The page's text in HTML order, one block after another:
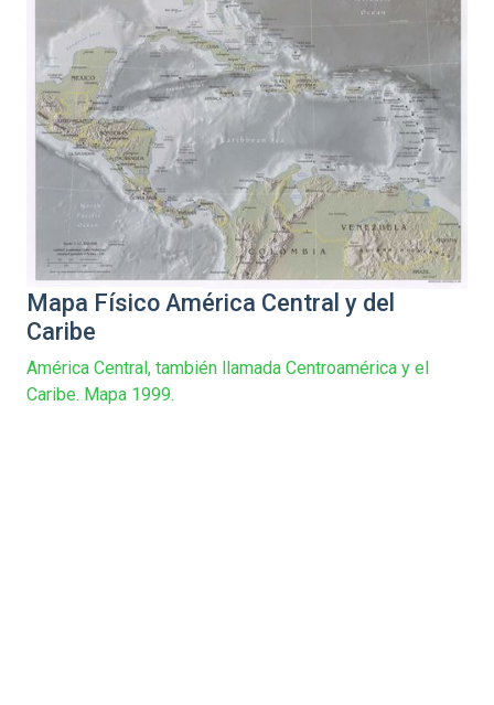
Mapa Físico América Central y del
Caribe
América Central, también llamada Centroamérica y el
Caribe. Mapa 1999.